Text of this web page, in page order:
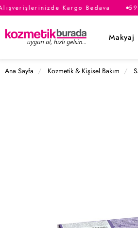
Kargo Bedava
Makyaj
Ana Sayfa Kozmetik & Kişisel Bakım